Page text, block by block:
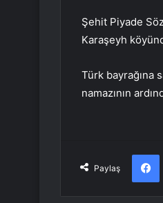
Şehit Piyade
Karaşeyh
Türk bayrağına
namazının
Paylaş